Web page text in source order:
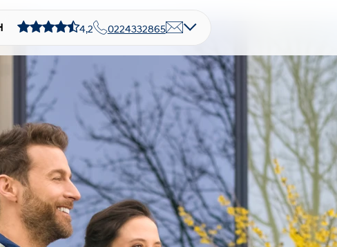
4,2 0224332865